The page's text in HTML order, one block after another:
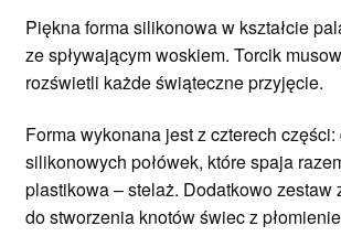
Piękna forma silikonowa w kształcie
ze spływającym woskiem. Torcik
rozświetli każde świąteczne przyjęcie.
Forma wykonana jest z czterech części:
silikonowych połówek, które spaja
plastikowa – stelaż. Dodatkowo zestaw
do stworzenia knotów świec z